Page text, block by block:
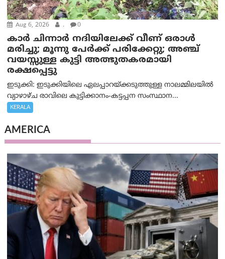
Aug 6, 2026 . 0
കാര്‍ ചിന്നാര്‍ നദിയിലേക്ക് വീണ് ഒരാള്‍
മരിച്ചു; മൂന്നു പേര്‍ക്ക് പരിക്കേറ്റു; അഞ്ച്
വയസ്സുള്ള കുട്ടി അത്ഭുതകരമായി
രക്ഷപ്പെട്ടു
ഇടുക്കി: ഇടുക്കിയിലെ ഏലപ്പാറയ്ക്കടുത്തുള്ള നാലമ്മിലയിൽ
വ്യാഴാഴ്ച രാവിലെ കുട്ടിക്കാനം-കട്ടപ്പന സംസ്ഥാന...
KERALA
AMERICA